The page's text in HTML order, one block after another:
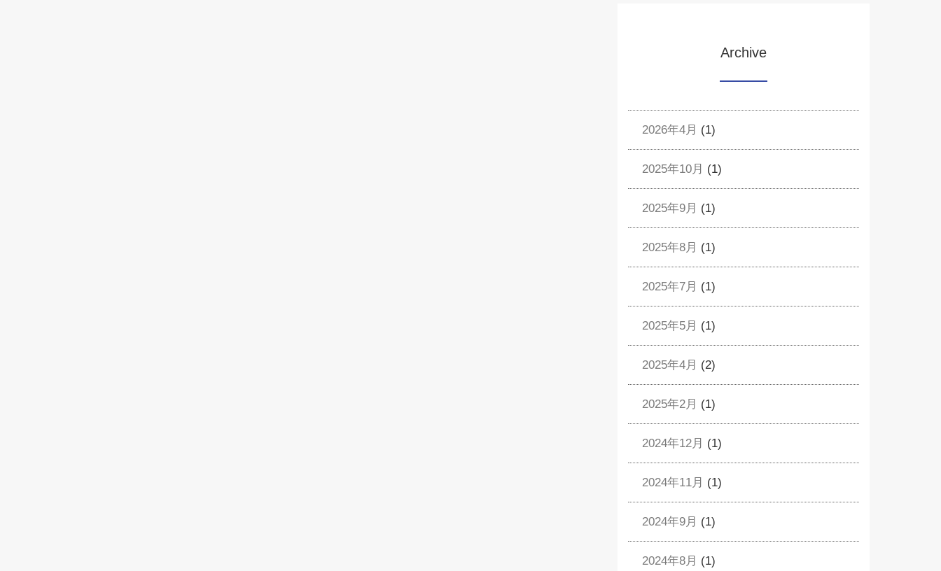
Archive
2026年4月 (1)
2025年10月 (1)
2025年9月 (1)
2025年8月 (1)
2025年7月 (1)
2025年5月 (1)
2025年4月 (2)
2025年2月 (1)
2024年12月 (1)
2024年11月 (1)
2024年9月 (1)
2024年8月 (1)